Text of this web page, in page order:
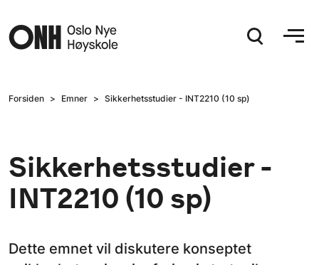
Forsiden Emner Sikkerhetsstudier - INT2210 (10 sp)
Sikkerhetsstudier -
INT2210 (10 sp)
Dette emnet vil diskutere konseptet